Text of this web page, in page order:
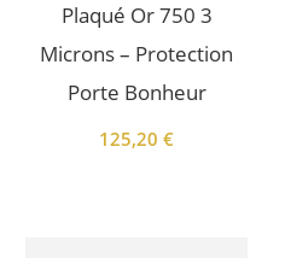
Plaqué Or 750 3
Microns – Protection
Porte Bonheur
125,20€